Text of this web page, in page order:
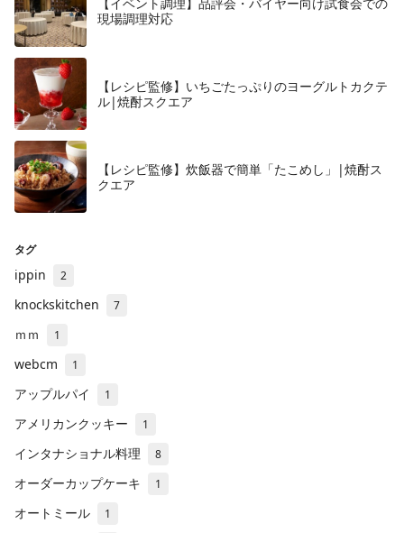
現場調理対応
【レシピ監修】いちごたっぷりのヨーグルトカクテ
ル|焼酎スクエア
【レシピ監修】炊飯器で簡単「たこめし」|焼酎ス
クエア
タグ
ippin 2
knockskitchen 7
ｍｍ 1
webcm 1
アップルパイ 1
アメリカンクッキー 1
インタナショナル料理 8
オーダーカップケーキ 1
オートミール 1